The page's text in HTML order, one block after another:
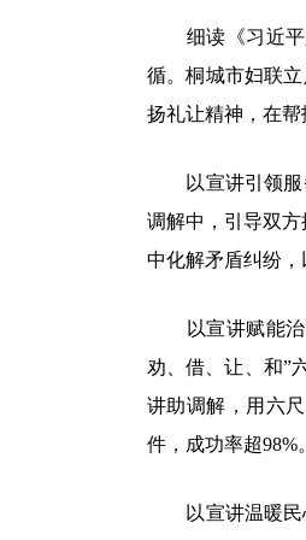
细读《习近平走
循。桐城市妇联
扬礼让精神，在
以宣讲引领服务
调解中，引导双
中化解矛盾纠纷，
以宣讲赋能治理
劝、借、让、和”
讲助调解，用六
件，成功率超98%。
以宣讲温暖民心